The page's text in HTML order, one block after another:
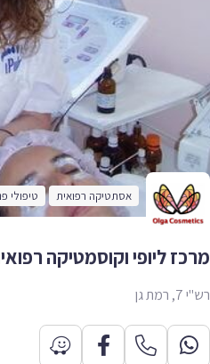
אסתטיקה רפואית טיפולי פנים
ליופי וקוסמטיקה רפואית
גן